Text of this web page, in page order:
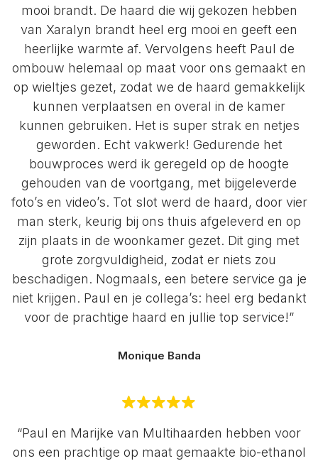
mooi brandt. De haard die wij gekozen hebben
van Xaralyn brandt heel erg mooi en geeft een
heerlijke warmte af. Vervolgens heeft Paul de
ombouw helemaal op maat voor ons gemaakt en
op wieltjes gezet, zodat we de haard gemakkelijk
kunnen verplaatsen en overal in de kamer
kunnen gebruiken. Het is super strak en netjes
geworden. Echt vakwerk! Gedurende het
bouwproces werd ik geregeld op de hoogte
gehouden van de voortgang, met bijgeleverde
foto’s en video’s. Tot slot werd de haard, door vier
man sterk, keurig bij ons thuis afgeleverd en op
zijn plaats in de woonkamer gezet. Dit ging met
grote zorgvuldigheid, zodat er niets zou
beschadigen. Nogmaals, een betere service ga je
niet krijgen. Paul en je collega’s: heel erg bedankt
voor de prachtige haard en jullie top service!”
Monique Banda
“Paul en Marijke van Multihaarden hebben voor
ons een prachtige op maat gemaakte bio-ethanol